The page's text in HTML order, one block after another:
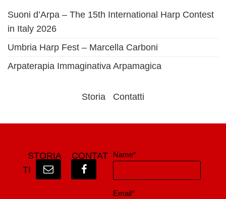
Suoni d’Arpa – The 15th International Harp Contest
in Italy 2026
Umbria Harp Fest – Marcella Carboni
Arpaterapia Immaginativa Arpamagica
Storia Contatti
STORIA
CONTAT
TI
Name*
Email*